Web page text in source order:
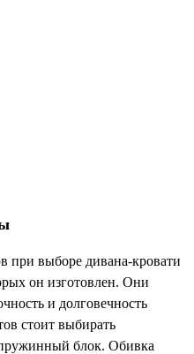
при выборе дивана-кровати
он изготовлен. Они
и долговечность
стоит выбирать
блок. Обивка